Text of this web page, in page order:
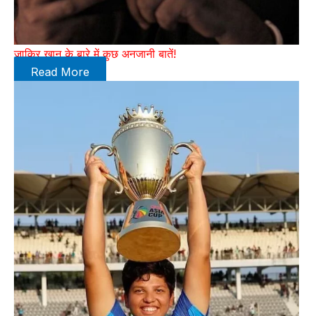
जाकिर खान के बारे में कुछ अनजानी बातें!
Read More